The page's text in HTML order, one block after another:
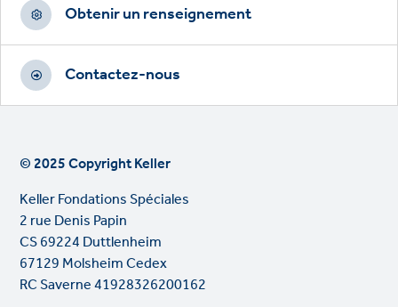
Obtenir un renseignement
Contactez-nous
© 2025 Copyright Keller
Keller Fondations Spéciales
2 rue Denis Papin
CS 69224 Duttlenheim
67129 Molsheim Cedex
RC Saverne 41928326200162